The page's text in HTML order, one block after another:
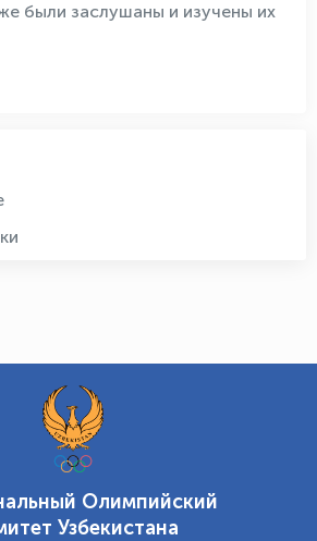
были заслушаны и изучены их
Олимпийский
Узбекистана